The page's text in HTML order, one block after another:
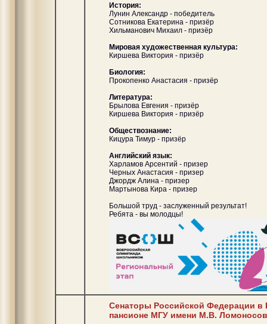
История:
Лунин Александр - победитель
Сотникова Екатерина - призёр
Хильманович Михаил - призёр
Мировая художественная культура:
Киршева Виктория - призёр
Биология:
Прокопенко Анастасия - призёр
Литература:
Брылова Евгения - призёр
Киршева Виктория - призёр
Обществознание:
Кицура Тимур - призёр
Английский язык:
Харламов Арсентий - призер
Черных Анастасия - призер
Джордж Алина - призер
Мартынова Кира - призер
Большой труд - заслуженный результат!
Ребята - вы молодцы!
Сенаторы Российской Федерации в
пансионе МГУ имени М.В.